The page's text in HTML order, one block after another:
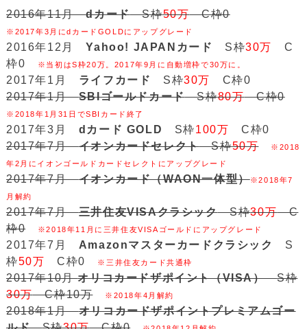
2016年11月dカードS枠50万C枠0
※2017年3月にdカードGOLDにアップグレード
2016年12月Yahoo! JAPANカード S枠30万
C
枠0
※当初はS枠20万。2017年9月に自動増枠で30万に。
2017年1月 ライフカード S枠30万
C枠0
2017年1月SBIゴールドカードS枠80万C枠0
※2018年1月31日でSBIカード終了
2017年3月 dカード GOLD S枠100万 C枠0
2017年7月イオンカードセレクトS枠50万
※2018
年2月にイオンゴールドカードセレクトにアップグレード
2017年7月イオンカード（WAON一体型）※2018年7
月解約
2017年7月三井住友VISAクラシックS枠30万C
枠0
※2018年11月に三井住友VISAゴールドにアップグレード
2017年7月 Amazonマスターカードクラシック
S
枠50万 C枠0 ※三井住友カード共通枠
2017年10月オリコカードザポイント（VISA）S枠
30万C枠10万 ※2018年4月解約
2018年1月オリコカードザポイントプレミアムゴー